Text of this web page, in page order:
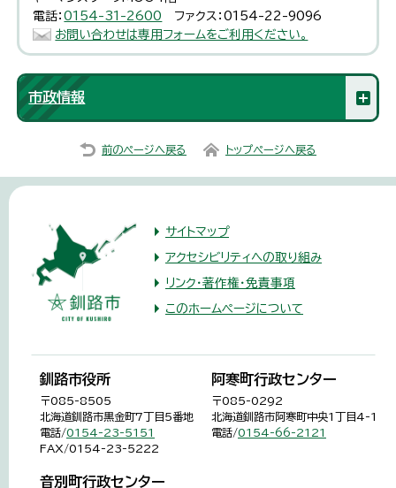
電話：0154-31-2600
ファクス：0154-22-9096
お問い合わせは専用フォームをご利用ください。
市政情報
前のページへ戻る トップページへ戻る
サイトマップ
アクセシビリティへの取り組み
リンク・著作権・免責事項
このホームページについて
釧路市役所
〒085-8505
北海道釧路市黒金町7丁目5番地
電話/0154-23-5151
FAX/0154-23-5222
阿寒町行政センター
〒085-0292
北海道釧路市阿寒町中央1丁目4-1
電話/0154-66-2121
音別町行政センター